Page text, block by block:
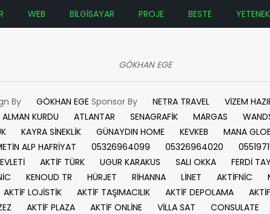
WEB BİLGİSAYAR PROJE BESTE YETENEK
GÖKHAN EGE
By GÖKHAN EGE Sponsor By NETRA TRAVEL VİZEM
ALMAN KURDU ATLANTAR SENAGRAFİK MARGAS
KAYRA SİNEKLİK GÜNAYDIN HOME KEVKEB MANA
ALP HAFRİYAT 05326964099 05326964020
AKTİF TÜRK UGUR KARAKUS SALI OKKA FERDİ
KENOUD TR HÜRJET RİHANNA LİNET AKTİFNİC
AKTİF LOJİSTİK AKTİF TAŞIMACILIK AKTİF DEPOLAMA
AKTİF PLAZA AKTİF ONLİNE VİLLA SAT CONSULATE